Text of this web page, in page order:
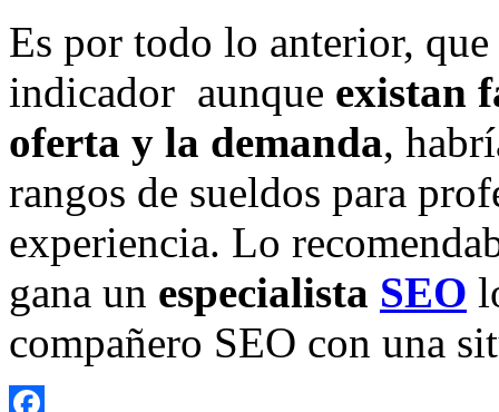
Es por todo lo anterior,
indicador aunque existan
oferta y la demanda,
rangos de sueldos para
experiencia. Lo
gana un especialista SEO
compañero SEO con una